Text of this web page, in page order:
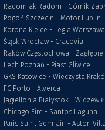
Radomiak Radom - Górnik
Pogoń Szczecin - Motor Lublin
Korona Kielce - Legia Warszawa
Śląsk Wrocław - Cracovia
Raków Częstochowa - Zagłębie
Lech Poznań - Piast Gliwice
GKS Katowice - Wieczysta
FC Porto - Alverca
Jagiellonia Białystok - Widzew
Chicago Fire - Santos Laguna
Paris Saint Germain - Aston